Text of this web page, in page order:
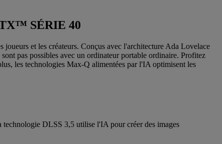
SÉRIE 40
et les créateurs. Conçus avec l'architecture Ada Lovelace
pas possibles avec un ordinateur portable ordinaire. Profitez
les technologies Max-Q alimentées par l'IA optimisent les
technologie DLSS 3,5 utilise l'IA pour créer des images